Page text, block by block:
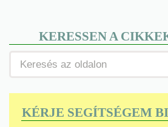
KERESSEN A
KÉRJE SEGÍTSÉGEM